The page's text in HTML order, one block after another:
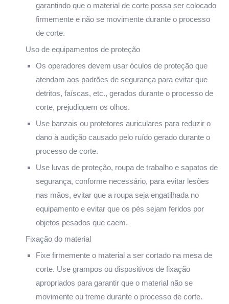
garantindo que o material de corte possa ser colocado
firmemente e não se movimente durante o processo
de corte.
Uso de equipamentos de proteção
Os operadores devem usar óculos de proteção que
atendam aos padrões de segurança para evitar que
detritos, faíscas, etc., gerados durante o processo de
corte, prejudiquem os olhos.
Use banzais ou protetores auriculares para reduzir o
dano à audição causado pelo ruído gerado durante o
processo de corte.
Use luvas de proteção, roupa de trabalho e sapatos de
segurança, conforme necessário, para evitar lesões
nas mãos, evitar que a roupa seja engatilhada no
equipamento e evitar que os pés sejam feridos por
objetos pesados que caem.
Fixação do material
Fixe firmemente o material a ser cortado na mesa de
corte. Use grampos ou dispositivos de fixação
apropriados para garantir que o material não se
movimente ou treme durante o processo de corte.